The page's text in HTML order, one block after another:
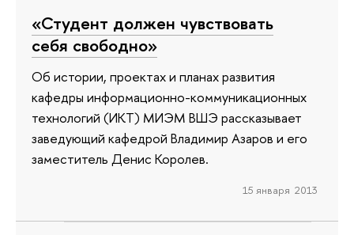
«Студент должен чувствовать
себя свободно»
Об истории, проектах и планах развития
кафедры информационно-коммуникационных
технологий (ИКТ) МИЭМ ВШЭ рассказывает
заведующий кафедрой Владимир Азаров и его
заместитель Денис Королев.
15 января 2013